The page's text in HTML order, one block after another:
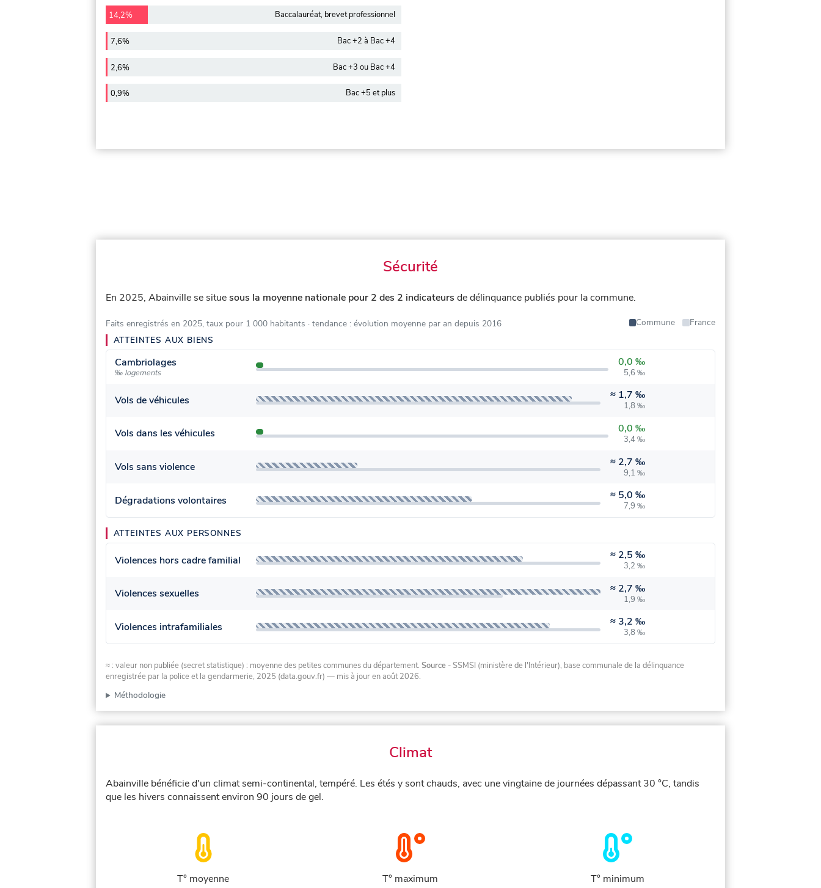
14,2% Baccalauréat, brevet professionnel
7,6% Bac +2 à Bac +4
2,6% Bac +3 ou Bac +4
0,9% Bac +5 et plus
Sécurité
En 2025, Abainville se situesous la moyenne nationale pour 2 des 2 indicateurs de délinquance publiés pour la commune.
Faits enregistrés en 2025, taux pour 1 000 habitants · tendance : évolution moyenne par an depuis 2016 Commune
France
ATTEINTES AUX BIENS
Cambriolages
‰ logements
0,0 ‰
5,6 ‰
Vols de véhicules ≈ 1,7 ‰
1,8 ‰
Vols dans les véhicules 0,0 ‰
3,4 ‰
Vols sans violence ≈ 2,7 ‰
9,1 ‰
Dégradations volontaires ≈ 5,0 ‰
7,9 ‰
ATTEINTES AUX PERSONNES
Violences hors cadre familial ≈ 2,5 ‰
3,2 ‰
Violences sexuelles ≈ 2,7 ‰
1,9 ‰
Violences intrafamiliales ≈ 3,2 ‰
3,8 ‰
≈ : valeur non publiée (secret statistique) : moyenne des petites communes du département. Source - SSMSI (ministère de l'Intérieur), base communale de la délinquance
enregistrée par la police et la gendarmerie, 2025 (data.gouv.fr) — mis à jour en août 2026.
Méthodologie
Climat
Abainville bénéficie d'un climat semi-continental, tempéré. Les étés y sont chauds, avec une vingtaine de journées dépassant 30 °C, tandis
que les hivers connaissent environ 90 jours de gel.
T° moyenne
T° maximum
T° minimum